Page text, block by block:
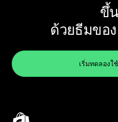
ขึ้น
ด้วยธีมขอ
เริ่มทดลองใ